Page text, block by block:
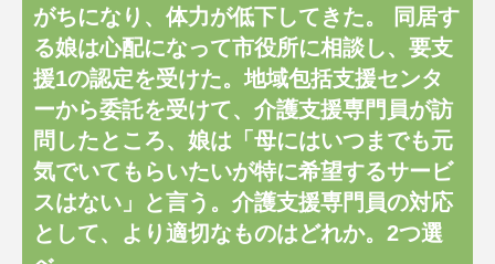
がちになり、体力が低下してきた。 同居す
る娘は心配になって市役所に相談し、要支
援1の認定を受けた。地域包括支援センタ
ーから委託を受けて、介護支援専門員が訪
問したところ、娘は「母にはいつまでも元
気でいてもらいたいが特に希望するサービ
スはない」と言う。介護支援専門員の対応
として、より適切なものはどれか。2つ選